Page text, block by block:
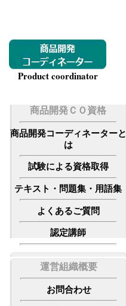
Product coordinator
商品開発ＣＯ資格
商品開発コーディネーターと
は
試験による資格取得
テキスト・問題集・用語集
よくあるご質問
認定講師
運営組織概要
お問合わせ